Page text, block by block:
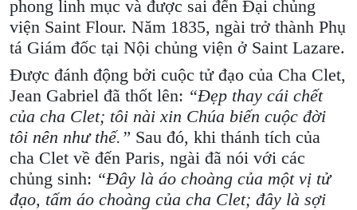
phong linh mục và được sai đến Đại chủng
viện Saint Flour. Năm 1835, ngài trở thành Phụ
tá Giám đốc tại Nội chủng viện ở Saint Lazare.
Được đánh động bởi cuộc tử đạo của Cha Clet,
Jean Gabriel đã thốt lên: “Đẹp thay cái chết
của cha Clet; tôi nài xin Chúa biến cuộc đời
tôi nên như thế.” Sau đó, khi thánh tích của
cha Clet về đến Paris, ngài đã nói với các
chủng sinh: “Đây là áo choàng của một vị tử
đạo, tấm áo choàng của cha Clet; đây là sợi